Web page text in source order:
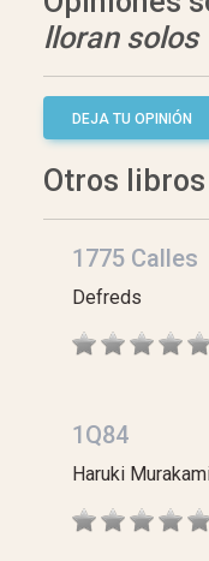
lloran solos
DEJA TU OPINIÓN
Otros
1775 Calles
Defreds
1Q84
Haruki